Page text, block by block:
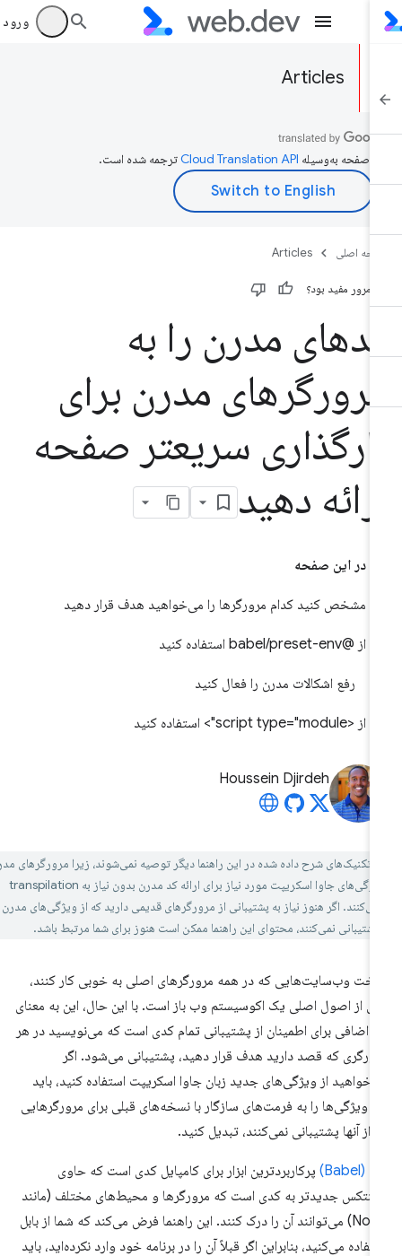
ورود به
Articles
صفحه به‌وسیله ترجمه شده است.
اصلی Articles
مرور مفید بود؟
مدرن را به
مدرن برای
سریعتر صفحه
دهید
در این صفحه
مشخص کنید کدام مرورگرها را می‌خواهید هدف قرار دهید
از @babel/preset-env استفاده کنید
رفع اشکالات مدرن را فعال کنید
Houssein Djirdeh
تکنیک‌های شرح داده شده در این راهنما دیگر توصیه نمی‌شوند، زیرا مرورگرهای مدرن
اکنون از ویژگی‌های جاوا اسکریپت مورد نیاز برای ارائه کد مدرن بدون نیاز به transpilation
اگر هنوز نیاز به پشتیبانی از مرورگرهای قدیمی دارید که از ویژگی‌های مدرن جاوا
نمی‌کنند، محتوای این راهنما ممکن است هنوز برای شما مرتبط باشد.
وب‌سایت‌هایی که در همه مرورگرهای اصلی به خوبی کار کنند،
از اصول اصلی یک اکوسیستم وب باز است. با این حال، این به معنای
اضافی برای اطمینان از پشتیبانی تمام کدی است که می‌نویسید در هر
که قصد دارید هدف قرار دهید، پشتیبانی می‌شود. اگر
از ویژگی‌های جدید زبان جاوا اسکریپت استفاده کنید، باید
ویژگی‌ها را به فرمت‌های سازگار با نسخه‌های قبلی برای مرورگرهایی
از آنها پشتیبانی نمی‌کنند، تبدیل کنید.
پرکاربردترین ابزار برای کامپایل کدی است که حاوی
جدیدتر به کدی است که مرورگرها و محیط‌های مختلف (مانند
Node) می‌توانند آن را درک کنند. این راهنما فرض می‌کند که شما از بابل
می‌کنید، بنابراین اگر قبلاً آن را در برنامه خود وارد نکرده‌اید، باید